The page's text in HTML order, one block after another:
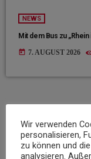
NEWS
Mit dem Bus zu
today 7. AUGUST 2026
Wir verwenden
personalisieren,
zu können und
analysieren.